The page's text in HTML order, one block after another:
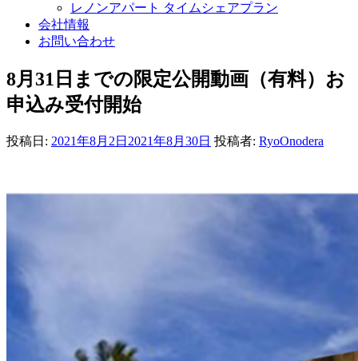
レノンアパート タイムシェアプラン
会社情報
お問い合わせ
8月31日までの限定公開動画（有料）お
申込み受付開始
投稿日: 2021年8月2日 2021年8月30日 投稿者: RyoOnodera